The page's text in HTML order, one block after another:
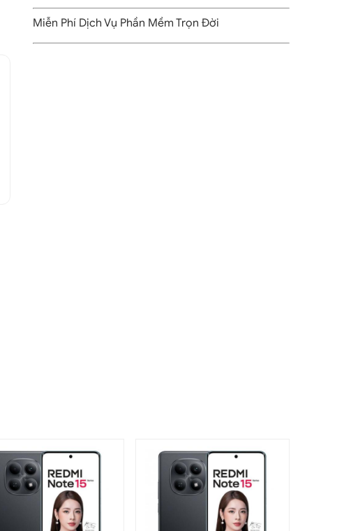
Miễn Phí Dịch Vụ Phần Mềm Trọn Đời